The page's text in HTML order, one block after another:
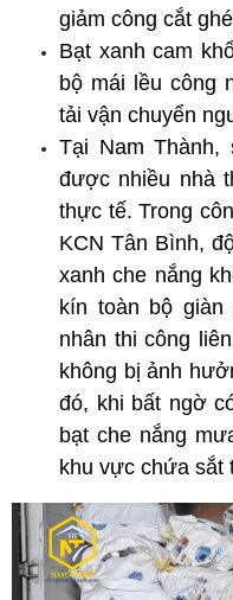
giảm công cắt
Bạt xanh cam
bộ mái lều công
tải vận chuyển
Tại Nam Thành,
được nhiều nhà
thực tế. Trong
KCN Tân Bình,
xanh che nắng
kín toàn bộ giàn
nhân thi công
không bị ảnh
đó, khi bất ngờ
bạt che nắng
khu vực chứa sắt